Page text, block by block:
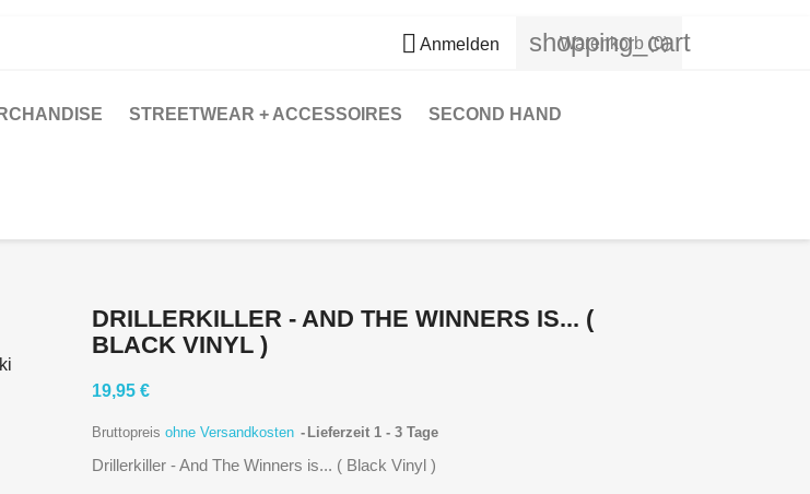
 Anmelden shopping_cart
Warenkorb (0)
STREETWEAR + ACCESSOIRES SECOND HAND
DRILLERKILLER - AND THE WINNERS IS... (
BLACK VINYL )
19,95 €
Bruttopreis ohne Versandkosten Lieferzeit 1 - 3 Tage
Drillerkiller - And The Winners is... ( Black Vinyl )